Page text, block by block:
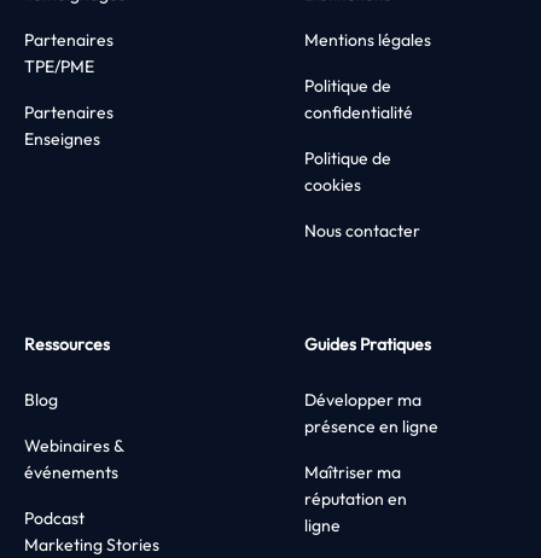
Partenaires
TPE/PME
Partenaires
Enseignes
Mentions légales
Politique de
confidentialité
Politique de
cookies
Nous contacter
Ressources
Blog
Webinaires &
événements
Podcast
Marketing Stories
Guides Pratiques
Développer ma
présence en ligne
Maîtriser ma
réputation en
ligne